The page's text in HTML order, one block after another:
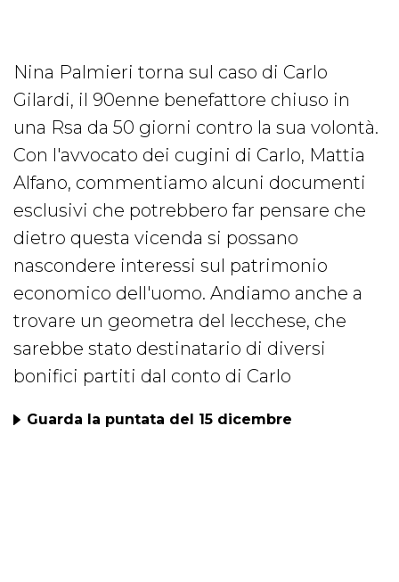
Nina Palmieri torna sul caso di Carlo
Gilardi, il 90enne benefattore chiuso in
una Rsa da 50 giorni contro la sua volontà.
Con l'avvocato dei cugini di Carlo, Mattia
Alfano, commentiamo alcuni documenti
esclusivi che potrebbero far pensare che
dietro questa vicenda si possano
nascondere interessi sul patrimonio
economico dell'uomo. Andiamo anche a
trovare un geometra del lecchese, che
sarebbe stato destinatario di diversi
bonifici partiti dal conto di Carlo
Guarda la puntata del 15 dicembre